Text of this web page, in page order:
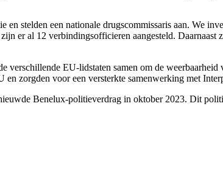
stelden een nationale drugscommissaris aan. We
er al 12 verbindingsofficieren aangesteld. Daarnaast
EU-lidstaten samen om de weerbaarheid
zorgden voor een versterkte samenwerking met
Benelux-politieverdrag in oktober 2023. Dit